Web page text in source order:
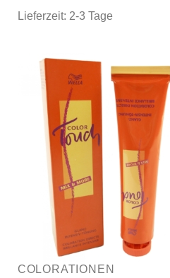
Lieferzeit: 2-3 Tage
COLORATIONEN